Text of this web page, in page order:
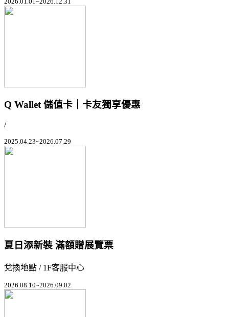
Q Wallet 儲值卡｜卡友獨享優惠
/
2025.04.23~2026.07.29
夏日添新裝 滿額贈展覽票
兌換地點 / 1F客服中心
2026.08.10~2026.09.02